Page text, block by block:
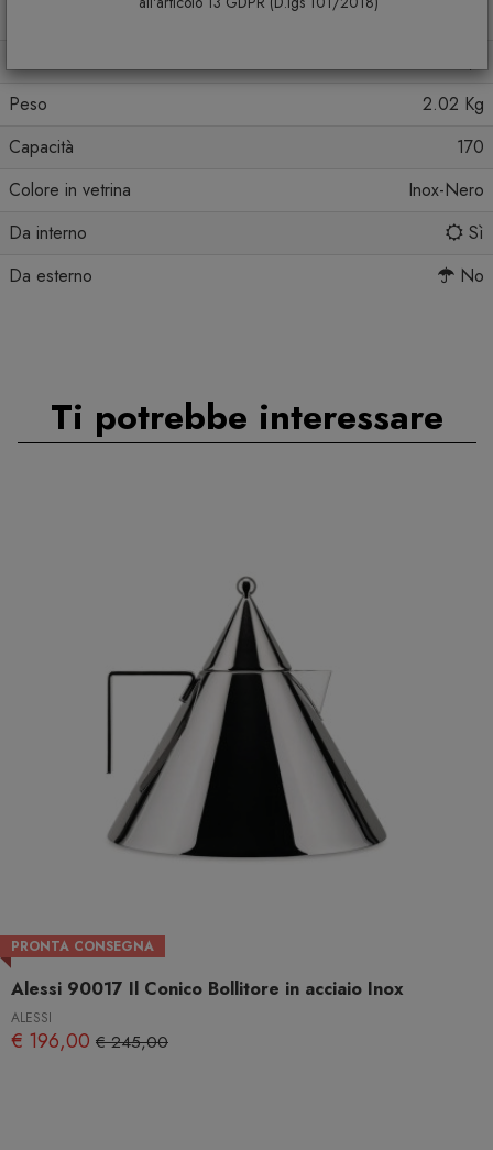
Peso
2.02 Kg
Capacità
170
Colore in vetrina
Inox-Nero
Da interno
Sì
Da esterno
No
Ti potrebbe interessare
PRONTA CONSEGNA
Alessi 90017 Il Conico Bollitore in acciaio Inox
ALESSI
€ 196,00 € 245,00